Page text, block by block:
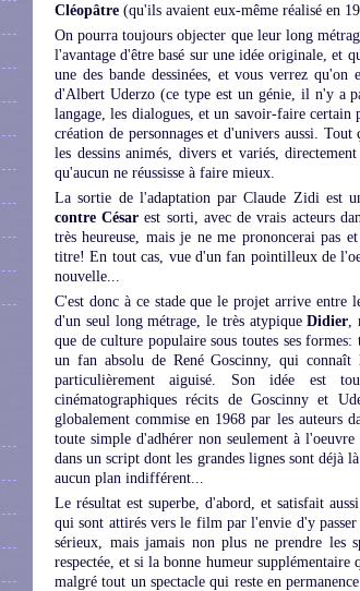
Cléopâtre (qu'ils avaient eux-même réalisé en
On pourra toujours objecter que leur long
l'avantage d'être basé sur une idée originale,
une des bande dessinées, et vous verrez
d'Albert Uderzo (ce type est un génie, il n'y a
langage, les dialogues, et un savoir-faire
création de personnages et d'univers aussi.
les dessins animés, divers et variés,
qu'aucun ne réussisse à faire mieux.
La sortie de l'adaptation par Claude Zidi est
contre César est sorti, avec de vrais acteurs
très heureuse, mais je ne me prononcerai pas
titre! En tout cas, vue d'un fan pointilleux de
nouvelle...
C'est donc à ce stade que le projet arrive entre
d'un seul long métrage, le très atypiqueDidier,
que de culture populaire sous toutes ses
un fan absolu de René Goscinny, qui
particulièrement aiguisé. Son idée est
cinématographiques récits de Goscinny et
globalement commise en 1968 par les auteurs
toute simple d'adhérer non seulement à
dans un script dont les grandes lignes sont déjà
aucun plan indifférent...
Le résultat est superbe, d'abord, et satisfait
qui sont attirés vers le film par l'envie d'y
sérieux, mais jamais non plus ne prendre les
respectée, et si la bonne humeur
malgré tout un spectacle qui reste en